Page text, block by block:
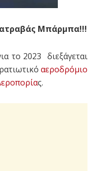
Μπάρμπα!!!
το 2023 διεξάγεται
αεροδρόμιο
ς.